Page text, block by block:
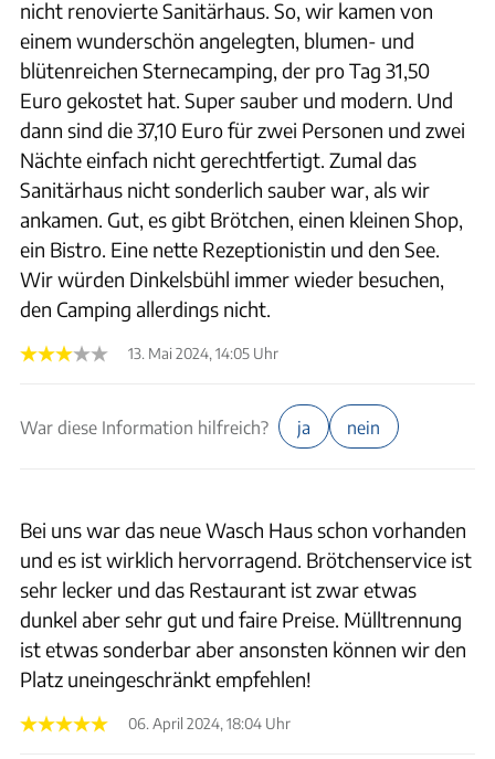
nicht renovierte Sanitärhaus. So, wir kamen von
einem wunderschön angelegten, blumen- und
blütenreichen Sternecamping, der pro Tag 31,50
Euro gekostet hat. Super sauber und modern. Und
dann sind die 37,10 Euro für zwei Personen und zwei
Nächte einfach nicht gerechtfertigt. Zumal das
Sanitärhaus nicht sonderlich sauber war, als wir
ankamen. Gut, es gibt Brötchen, einen kleinen Shop,
ein Bistro. Eine nette Rezeptionistin und den See.
Wir würden Dinkelsbühl immer wieder besuchen,
den Camping allerdings nicht.
13. Mai 2024, 14:05 Uhr
War diese Information hilfreich? ja nein
Bei uns war das neue Wasch Haus schon vorhanden
und es ist wirklich hervorragend. Brötchenservice ist
sehr lecker und das Restaurant ist zwar etwas
dunkel aber sehr gut und faire Preise. Mülltrennung
ist etwas sonderbar aber ansonsten können wir den
Platz uneingeschränkt empfehlen!
06. April 2024, 18:04 Uhr